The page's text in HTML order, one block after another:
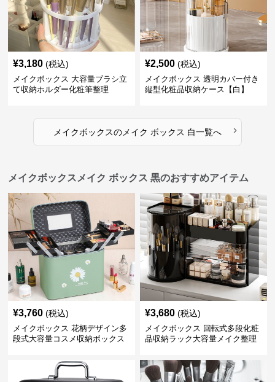
¥3,180 (税込)
メイクボックス 大容量ブラシ立
て収納ホルダー化粧筆整理
¥2,500 (税込)
メイクボックス 透明カバー付き
縦型化粧品収納ケース【白】
メイクボックスのメイク ボックス 白一覧へ ›
メイクボックスメイク ボックス 黒のおすすめアイテム
¥3,760 (税込)
メイクボックス 花柄デザイン多
段式大容量コスメ収納ボックス
¥3,680 (税込)
メイクボックス 回転式多段化粧
品収納ラック大容量メイク整理